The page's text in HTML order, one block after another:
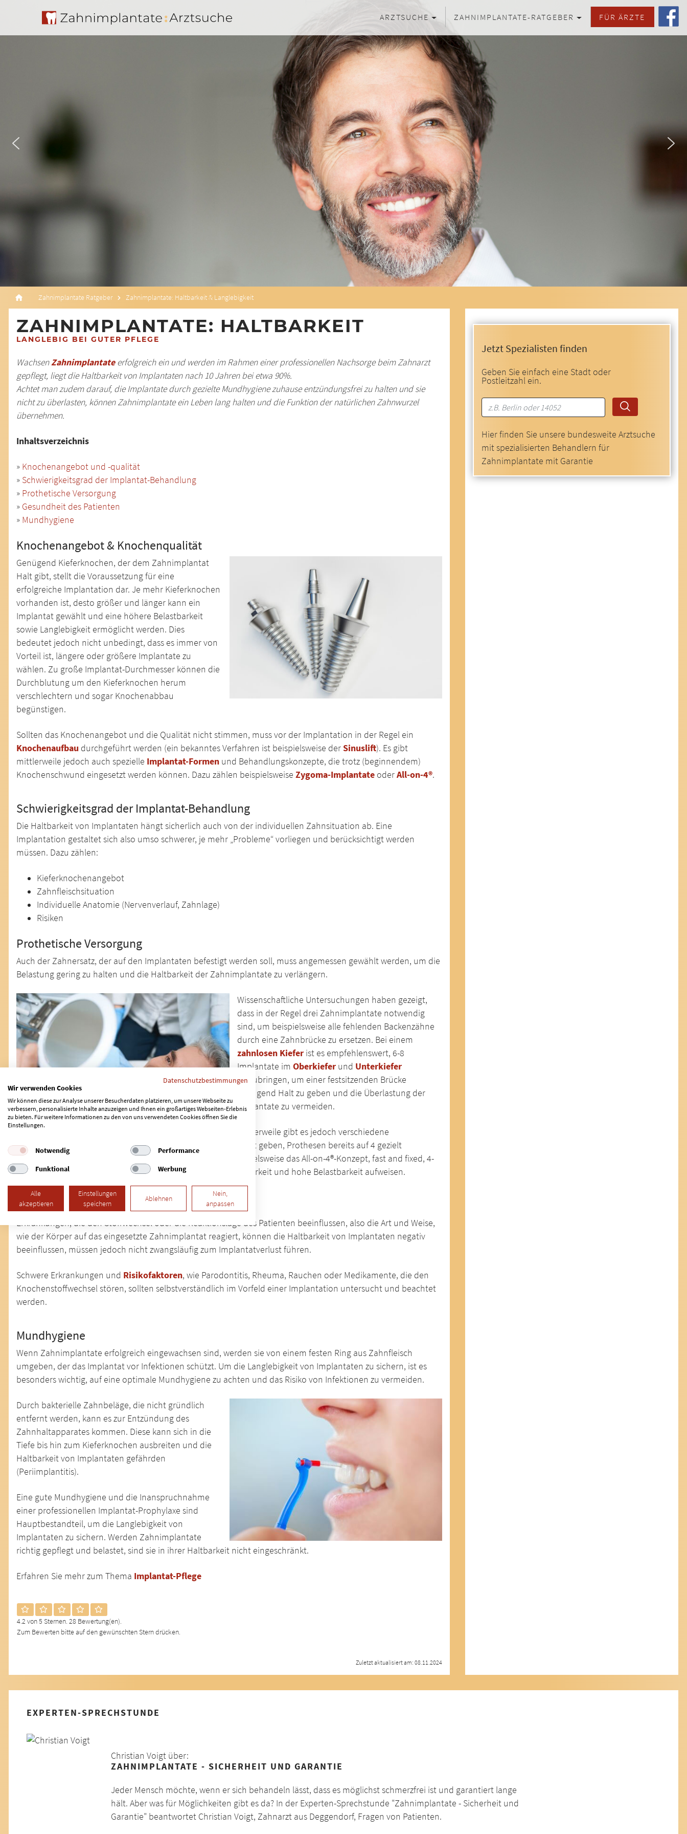
ARZTSUCHE ZAHNIMPLANTATE-RATGEBER FÜR ÄRZTE
Zahnimplantate Ratgeber Zahnimplantate: Haltbarkeit & Langlebigkeit
ZAHNIMPLANTATE: HALTBARKEIT
LANGLEBIG BEI GUTER PFLEGE
WachsenZahnimplantateerfolgreich ein und werden im Rahmen einer professionellen Nachsorge beim Zahnarzt
gepflegt, liegt die Haltbarkeit von Implantaten nach 10 Jahren bei etwa 90%.
Achtet man zudem darauf, die Implantate durch gezielte Mundhygiene zuhause entzündungsfrei zu halten und sie
nicht zu überlasten, können Zahnimplantate ein Leben lang halten und die Funktion der natürlichen Zahnwurzel
übernehmen.
Inhaltsverzeichnis
» Knochenangebot und -qualität
» Schwierigkeitsgrad der Implantat-Behandlung
» Prothetische Versorgung
» Gesundheit des Patienten
» Mundhygiene
Knochenangebot & Knochenqualität
Genügend Kieferknochen, der dem Zahnimplantat
Halt gibt, stellt die Voraussetzung für eine
erfolgreiche Implantation dar. Je mehr Kieferknochen
vorhanden ist, desto größer und länger kann ein
Implantat gewählt und eine höhere Belastbarkeit
sowie Langlebigkeit ermöglicht werden. Dies
bedeutet jedoch nicht unbedingt, dass es immer von
Vorteil ist, längere oder größere Implantate zu
wählen. Zu große Implantat-Durchmesser können die
Durchblutung um den Kieferknochen herum
verschlechtern und sogar Knochenabbau
begünstigen.
Sollten das Knochenangebot und die Qualität nicht stimmen, muss vor der Implantation in der Regel ein
Knochenaufbau durchgeführt werden (ein bekanntes Verfahren ist beispielsweise derSinuslift). Es gibt
mittlerweile jedoch auch spezielle Implantat-Formen und Behandlungskonzepte, die trotz (beginnendem)
Knochenschwund eingesetzt werden können. Dazu zählen beispielsweise Zygoma-Implantate oderAll-on-4®.
Schwierigkeitsgrad der Implantat-Behandlung
Die Haltbarkeit von Implantaten hängt sicherlich auch von der individuellen Zahnsituation ab. Eine
Implantation gestaltet sich also umso schwerer, je mehr „Probleme“ vorliegen und berücksichtigt werden
müssen. Dazu zählen:
Kieferknochenangebot
Zahnfleischsituation
Individuelle Anatomie (Nervenverlauf, Zahnlage)
Risiken
Prothetische Versorgung
Auch der Zahnersatz, der auf den Implantaten befestigt werden soll, muss angemessen gewählt werden, um die
Belastung gering zu halten und die Haltbarkeit der Zahnimplantate zu verlängern.
Wissenschaftliche Untersuchungen haben gezeigt,
dass in der Regel drei Zahnimplantate notwendig
sind, um beispielsweise alle fehlenden Backenzähne
durch eine Zahnbrücke zu ersetzen. Bei einem
zahnlosen Kieferist es empfehlenswert, 6-8
Implantate im Oberkieferund Unterkiefer
einzubringen, um einer festsitzenden Brücke
genügend Halt zu geben und die Überlastung der
Implantate zu vermeiden.
Mittlerweile gibt es jedoch verschiedene
Behandlungskonzepte, die zahnlosen Patienten die Möglichkeit geben, Prothesen bereits auf 4 gezielt
eingesetzten Zahnimplantaten zu verankern. Dazu zählt beispielsweise das All-on-4®-Konzept, fast and fixed, 4-
Comfort®, genauso wie
Mini-Implantate, die eine lange Haltbarkeit und hohe Belastbarkeit aufweisen.
Gesundheit des Patienten
Erkrankungen, die den Stoffwechsel oder die Reaktionslage des Patienten beeinflussen, also die Art und Weise,
wie der Körper auf das eingesetzte Zahnimplantat reagiert, können die Haltbarkeit von Implantaten negativ
beeinflussen, müssen jedoch nicht zwangsläufig zum Implantatverlust führen.
Schwere Erkrankungen und Risikofaktoren, wie Parodontitis, Rheuma, Rauchen oder Medikamente, die den
Knochenstoffwechsel stören, sollten selbstverständlich im Vorfeld einer Implantation untersucht und beachtet
werden.
Mundhygiene
Wenn Zahnimplantate erfolgreich eingewachsen sind, werden sie von einem festen Ring aus Zahnfleisch
umgeben, der das Implantat vor Infektionen schützt. Um die Langlebigkeit von Implantaten zu sichern, ist es
besonders wichtig, auf eine optimale Mundhygiene zu achten und das Risiko von Infektionen zu vermeiden.
Durch bakterielle Zahnbeläge, die nicht gründlich
entfernt werden, kann es zur Entzündung des
Zahnhaltapparates kommen. Diese kann sich in die
Tiefe bis hin zum Kieferknochen ausbreiten und die
Haltbarkeit von Implantaten gefährden
(Periimplantitis).
Eine gute Mundhygiene und die Inanspruchnahme
einer professionellen Implantat-Prophylaxe sind
Hauptbestandteil, um die Langlebigkeit von
Implantaten zu sichern. Werden Zahnimplantate
richtig gepflegt und belastet, sind sie in ihrer Haltbarkeit nicht eingeschränkt.
Erfahren Sie mehr zum Thema Implantat-Pflege
4.2 von 5 Sternen. 28 Bewertung(en).
Zum Bewerten bitte auf den gewünschten Stern drücken.
Zuletzt aktualisiert am: 08.11.2024
Jetzt Spezialisten finden
Geben Sie einfach eine Stadt oder
Postleitzahl ein.
Hier finden Sie unsere bundesweite Arztsuche
mit spezialisierten Behandlern für
Zahnimplantate mit Garantie
EXPERTEN-SPRECHSTUNDE
Christian Voigt über:
ZAHNIMPLANTATE - SICHERHEIT UND GARANTIE
Jeder Mensch möchte, wenn er sich behandeln lässt, dass es möglichst schmerzfrei ist und garantiert lange
hält. Aber was für Möglichkeiten gibt es da? In der Experten-Sprechstunde "Zahnimplantate - Sicherheit und
Garantie" beantwortet Christian Voigt, Zahnarzt aus Deggendorf, Fragen von Patienten.
Datenschutzbestimmungen
Wir verwenden Cookies
Wir können diese zur Analyse unserer Besucherdaten platzieren, um unsere Webseite zu
verbessern, personalisierte Inhalte anzuzeigen und Ihnen ein großartiges Webseiten-Erlebnis
zu bieten. Für weitere Informationen zu den von uns verwendeten Cookies öffnen Sie die
Einstellungen.
Notwendig
Performance
Funktional
Werbung
Alle
akzeptieren
Einstellungen
speichern
Ablehnen
Nein,
anpassen